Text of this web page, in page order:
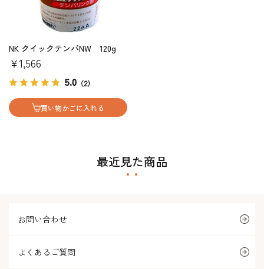
NK クイックテンパNW 120g
￥1,566
5.0 （2）
買い物かごに入れる
最近見た商品
お問い合わせ
よくあるご質問